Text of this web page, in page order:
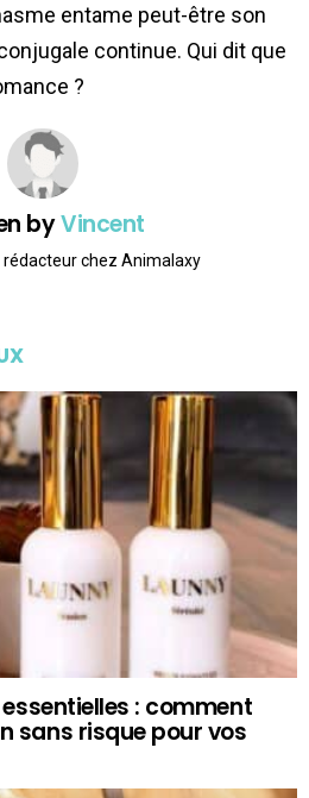
entame peut-être son
continue. Qui dit que
?
byVincent
rédacteur chez Animalaxy
: comment
sans risque pour vos